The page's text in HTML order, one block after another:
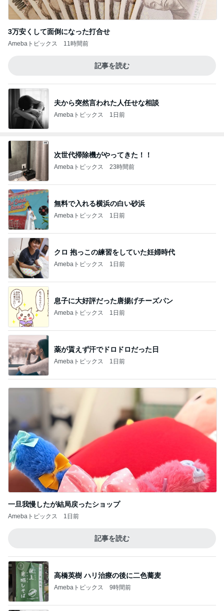
3万安くして面倒になった打合せ
Amebaトピックス 11時間前
記事を読む
夫から突然言われた人任せな相談
Amebaトピックス 1日前
次世代掃除機がやってきた！！
Amebaトピックス 23時間前
無料で入れる横浜の白い砂浜
Amebaトピックス 1日前
クロ 抱っこの練習をしていた妊婦時代
Amebaトピックス 1日前
息子に大好評だった唐揚げチーズパン
Amebaトピックス 1日前
薬が貰えず汗でドロドロだった日
Amebaトピックス 1日前
一旦我慢したが結局戻ったショップ
Amebaトピックス 1日前
記事を読む
高橋英樹 ハリ治療の後に二色蕎麦
Amebaトピックス 9時間前